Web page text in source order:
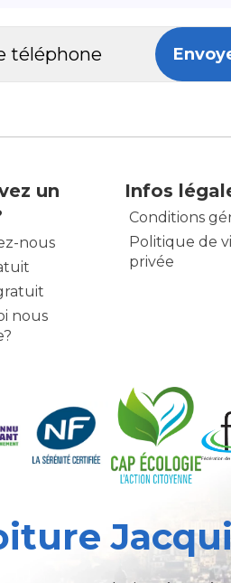
un
nous
nous
Infos
Conditions
Politique de
privée